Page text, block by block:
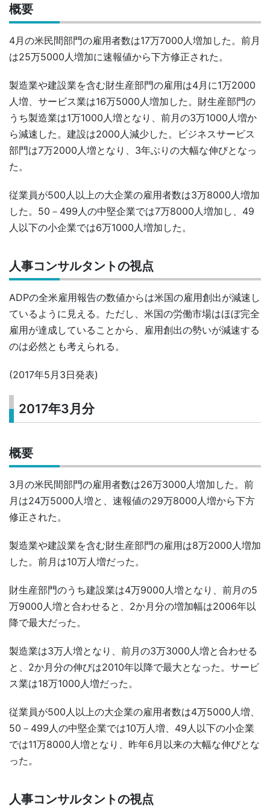
概要
4月の米民間部門の雇用者数は17万7000人増加した。前月
は25万5000人増加に速報値から下方修正された。
製造業や建設業を含む財生産部門の雇用は4月に1万2000
人増、サービス業は16万5000人増加した。財生産部門の
うち製造業は1万1000人増となり、前月の3万1000人増か
ら減速した。建設は2000人減少した。ビジネスサービス
部門は7万2000人増となり、3年ぶりの大幅な伸びとなっ
た。
従業員が500人以上の大企業の雇用者数は3万8000人増加
した。50－499人の中堅企業では7万8000人増加し、49
人以下の小企業では6万1000人増加した。
人事コンサルタントの視点
ADPの全米雇用報告の数値からは米国の雇用創出が減速し
ているように見える。ただし、米国の労働市場はほぼ完全
雇用が達成していることから、雇用創出の勢いが減速する
のは必然とも考えられる。
(2017年5月3日発表)
2017年3月分
概要
3月の米民間部門の雇用者数は26万3000人増加した。前
月は24万5000人増と、速報値の29万8000人増から下方
修正された。
製造業や建設業を含む財生産部門の雇用は8万2000人増加
した。前月は10万人増だった。
財生産部門のうち建設業は4万9000人増となり、前月の5
万9000人増と合わせると、2か月分の増加幅は2006年以
降で最大だった。
製造業は3万人増となり、前月の3万3000人増と合わせる
と、2か月分の伸びは2010年以降で最大となった。サービ
ス業は18万1000人増だった。
従業員が500人以上の大企業の雇用者数は4万5000人増、
50－499人の中堅企業では10万人増、49人以下の小企業
では11万8000人増となり、昨年6月以来の大幅な伸びとな
った。
人事コンサルタントの視点